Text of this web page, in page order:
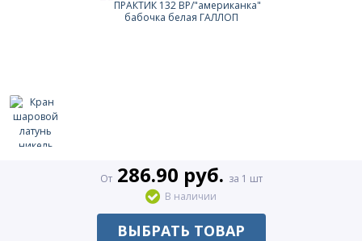
От286.90 руб. за 1 шт
В наличии
ВЫБРАТЬ ТОВАР